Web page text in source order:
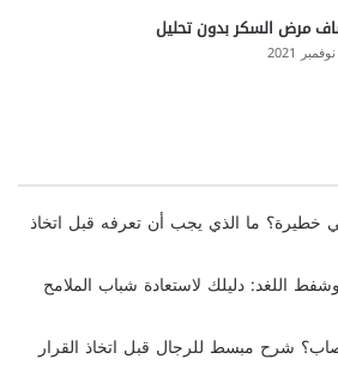
مرض السكر بدون تحليل
خطيرة؟ ما الذي يجب أن تعرفه قبل اتخاذ
اللغد: دليلك لاستعادة شباب الملامح
شرح مبسط للرجال قبل اتخاذ القرار